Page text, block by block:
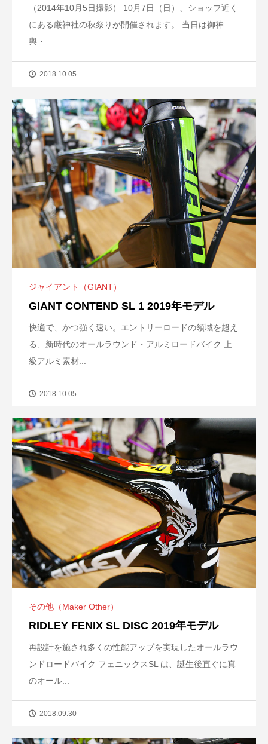
（2014年10月5日撮影） 10月7日（日）、ショップ近く
にある厳神社の秋祭りが開催されます。 当日は御神
輿・...
2018.10.05
ジャイアント（GIANT）
GIANT CONTEND SL 1 2019年モデル
快適で、かつ強く速い。エントリーロードの領域を超え
る、新時代のオールラウンド・アルミロードバイク 上
級アルミ素材...
2018.10.05
その他（Maker Other）
RIDLEY FENIX SL DISC 2019年モデル
再設計を施され多くの性能アップを実現したオールラウ
ンドロードバイク フェニックスSL は、誕生後直ぐに真
のオール...
2018.09.30